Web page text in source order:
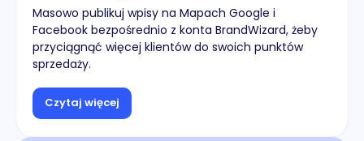
Masowo publikuj wpisy na Mapach Google i
Facebook bezpośrednio z konta BrandWizard, żeby
przyciągnąć więcej klientów do swoich punktów
sprzedaży.
Czytaj więcej